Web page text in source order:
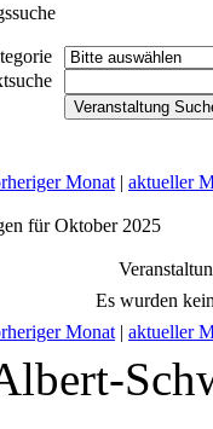
Monat | aktueller
für Oktober 2025
Es wurden
Monat | aktueller